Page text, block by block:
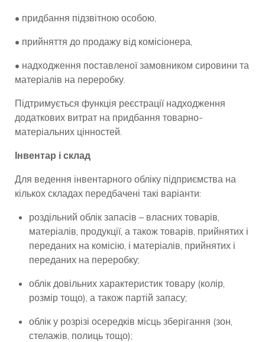
• придбання підзвітною особою,
• прийняття до продажу від комісіонера,
• надходження поставленої замовником сировини та
матеріалів на переробку.
Підтримується функція реєстрації надходження
додаткових витрат на придбання товарно-
матеріальних цінностей.
Інвентар і склад
Для ведення інвентарного обліку підприємства на
кількох складах передбачені такі варіанти:
роздільний облік запасів – власних товарів,
матеріалів, продукції, а також товарів, прийнятих і
переданих на комісію, і матеріалів, прийнятих і
переданих на переробку;
облік довільних характеристик товару (колір,
розмір тощо), а також партій запасу;
облік у розрізі осередків місць зберігання (зон,
стелажів, полиць тощо);